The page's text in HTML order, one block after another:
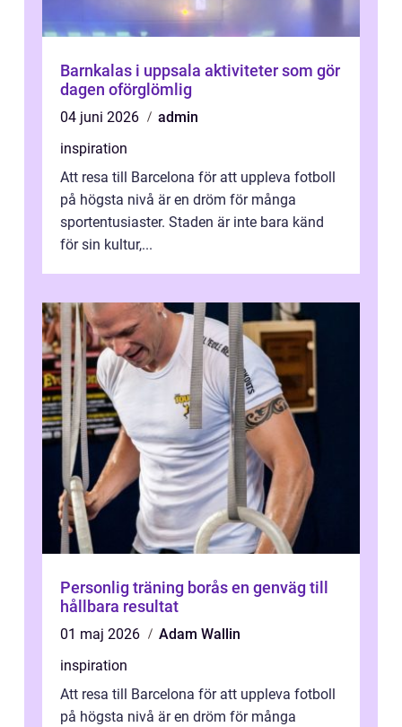
Barnkalas i uppsala aktiviteter som gör
dagen oförglömlig
04 juni 2026
admin
inspiration
Att resa till Barcelona för att uppleva fotboll
på högsta nivå är en dröm för många
sportentusiaster. Staden är inte bara känd
för sin kultur,...
Personlig träning borås en genväg till
hållbara resultat
01 maj 2026
Adam Wallin
inspiration
Att resa till Barcelona för att uppleva fotboll
på högsta nivå är en dröm för många